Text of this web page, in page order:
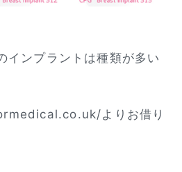
インプラントは種類が多い
よりお借り